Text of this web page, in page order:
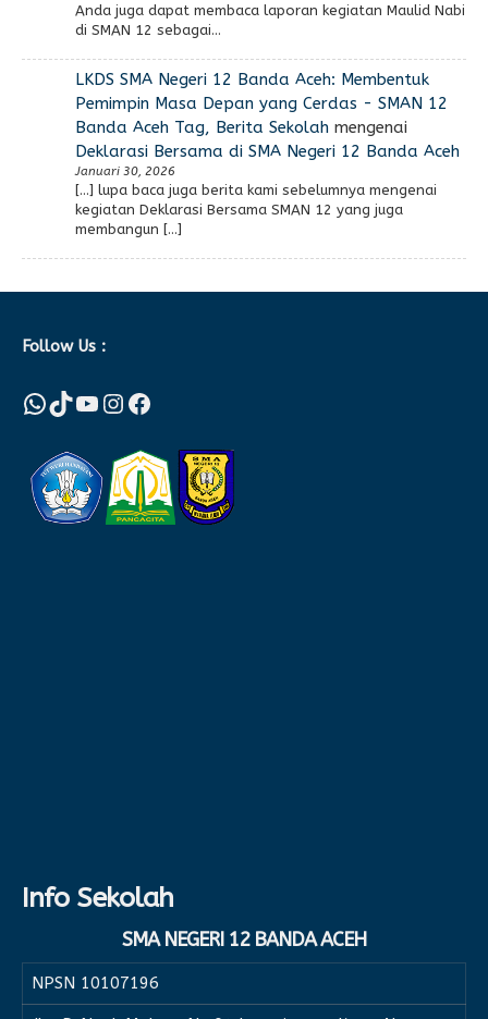
Anda juga dapat membaca laporan kegiatan Maulid Nabi
di SMAN 12 sebagai…
LKDS SMA Negeri 12 Banda Aceh: Membentuk
Pemimpin Masa Depan yang Cerdas - SMAN 12
Banda Aceh Tag, Berita Sekolahmengenai
Deklarasi Bersama di SMA Negeri 12 Banda Aceh
Januari 30, 2026
[…] lupa baca juga berita kami sebelumnya mengenai
kegiatan Deklarasi Bersama SMAN 12 yang juga
membangun […]
Follow Us :
WhatsApp
TikTok
YouTube
Instagram
Facebook
Info Sekolah
SMA NEGERI 12 BANDA ACEH
NPSN 10107196